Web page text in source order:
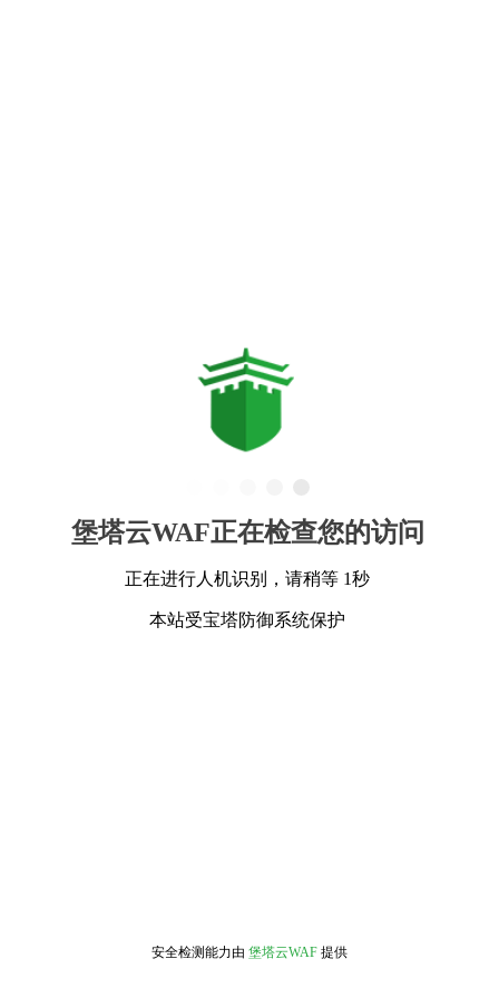
堡塔云WAF正在检查您的访问
正在进行人机识别，请稍等 1秒
本站受宝塔防御系统保护
安全检测能力由 堡塔云WAF 提供